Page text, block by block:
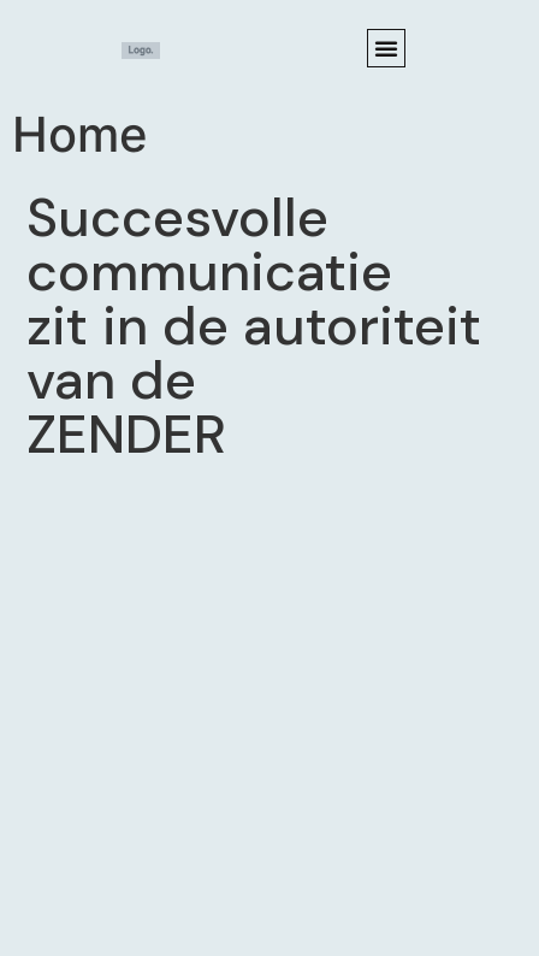
Home
Succesvolle
communicatie
zit in de autoriteit
van de
ZENDER